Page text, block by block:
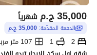
ج.م35,000 شهرياً
الدفعة المقدّمة: 35,000 ج.م
2
1
107 متر مربع